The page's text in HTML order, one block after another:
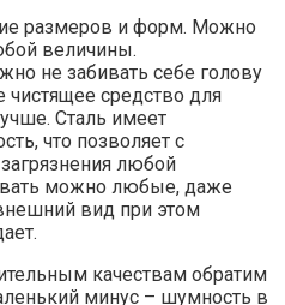
размеров и форм. Можно
величины.
не забивать себе голову
средство для
Сталь имеет
что позволяет с
любой
можно любые, даже
вид при этом
качествам обратим
минус – шумность в